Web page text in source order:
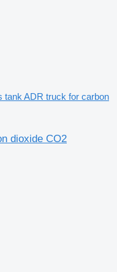
tank ADR truck for carbon
dioxide CO2